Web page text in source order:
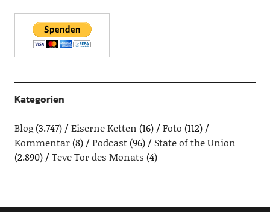
Kategorien
Blog(3.747) Eiserne Ketten (16) Foto (112)
Kommentar(8) Podcast(96)
State of the Union
(2.890)
Teve Tor des Monats (4)